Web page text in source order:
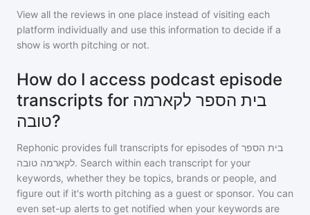
View all the reviews in one place instead of visiting each
platform individually and use this information to decide if a
show is worth pitching or not.
How do I access podcast episode
transcripts for בית הספר לקארמה
טובה?
Rephonic provides full transcripts for episodes of בית הספר
לקארמה טובה. Search within each transcript for your
keywords, whether they be topics, brands or people, and
figure out if it's worth pitching as a guest or sponsor. You can
even set-up alerts to get notified when your keywords are